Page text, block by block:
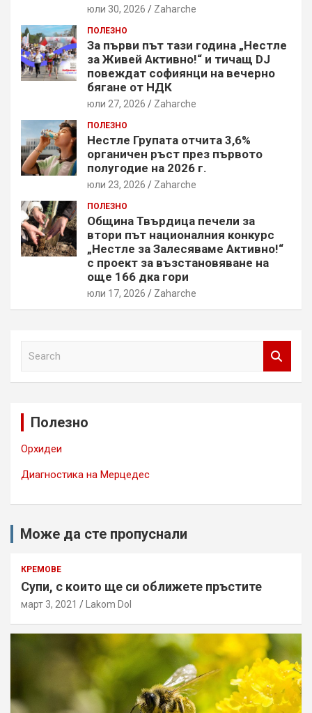
юли 30, 2026 Zaharche
ПОЛЕЗНО
За първи път тази година „Нестле
за Живей Активно!“ и тичащ DJ
повеждат софиянци на вечерно
бягане от НДК
юли 27, 2026 Zaharche
ПОЛЕЗНО
Нестле Групата отчита 3,6%
органичен ръст през първото
полугодие на 2026 г.
юли 23, 2026 Zaharche
ПОЛЕЗНО
Община Твърдица печели за
втори път националния конкурс
„Нестле за Залесяваме Активно!“
с проект за възстановяване на
още 166 дка гори
юли 17, 2026 Zaharche
Полезно
Орхидеи
Диагностика на Мерцедес
Може да сте пропуснали
КРЕМОВЕ
Супи, с които ще си оближете пръстите
март 3, 2021 Lakom Dol